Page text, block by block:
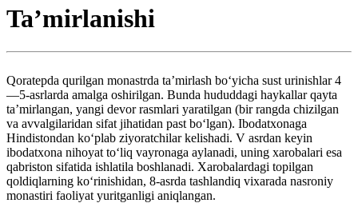
Taʼmirlanishi
Qoratepda qurilgan monastrda taʼmirlash boʻyicha sust urinishlar 4
—5-asrlarda amalga oshirilgan. Bunda hududdagi haykallar qayta
taʼmirlangan, yangi devor rasmlari yaratilgan (bir rangda chizilgan
va avvalgilaridan sifat jihatidan past boʻlgan). Ibodatxonaga
Hindistondan koʻplab ziyoratchilar kelishadi. V asrdan keyin
ibodatxona nihoyat toʻliq vayronaga aylanadi, uning xarobalari esa
qabriston sifatida ishlatila boshlanadi. Xarobalardagi topilgan
qoldiqlarning koʻrinishidan, 8-asrda tashlandiq vixarada nasroniy
monastiri faoliyat yuritganligi aniqlangan.